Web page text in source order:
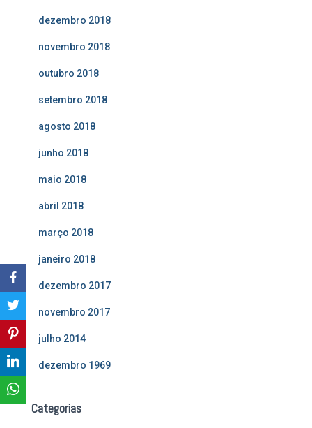
dezembro 2018
novembro 2018
outubro 2018
setembro 2018
agosto 2018
junho 2018
maio 2018
abril 2018
março 2018
janeiro 2018
dezembro 2017
novembro 2017
julho 2014
dezembro 1969
Categorias